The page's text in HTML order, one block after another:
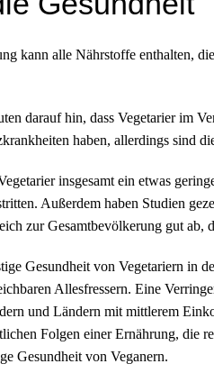
kann alle Nährstoffe enthalten,
darauf hin, dass Vegetarier im
haben, allerdings sind
insgesamt ein etwas
Außerdem haben Studien
zur Gesamtbevölkerung gut
Gesundheit von Vegetariern
Allesfressern. Eine
und Ländern mit mittlerem
Folgen einer Ernährung, die
Gesundheit von Veganern.